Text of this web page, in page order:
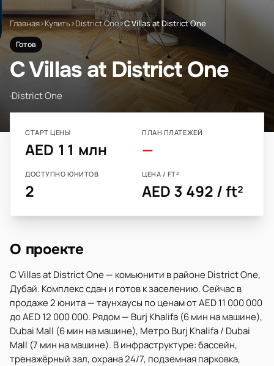
Главная›Купить›District One›C Villas at District One
Готов
C Villas at District One
·District One
СТАРТ ЦЕНЫ
AED 11 млн
ПЛАН ПЛАТЕЖЕЙ
—
ДОСТУПНО ЮНИТОВ
2
ЦЕНА / FT²
AED 3 492 / ft²
О проекте
C Villas at District One — комьюнити в районе District One,
Дубай. Комплекс сдан и готов к заселению. Сейчас в
продаже 2 юнита — таунхаусы по ценам от AED 11 000 000
до AED 12 000 000. Рядом — Burj Khalifa (6 мин на машине),
Dubai Mall (6 мин на машине), Метро Burj Khalifa / Dubai
Mall (7 мин на машине). В инфраструктуре: бассейн,
тренажёрный зал, охрана 24/7, подземная парковка,